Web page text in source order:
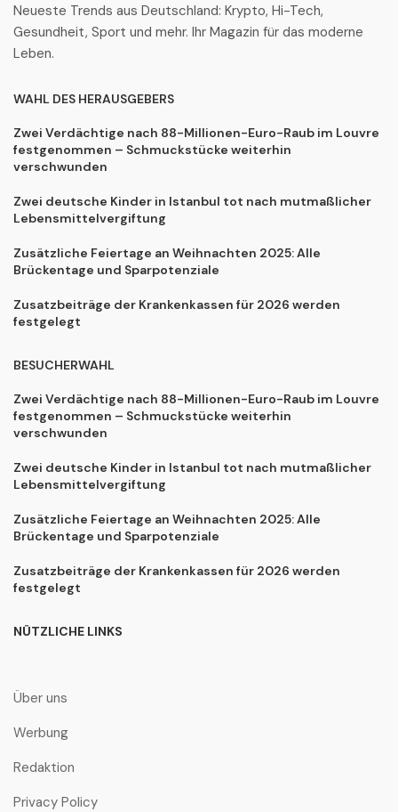
Neueste Trends aus Deutschland: Krypto, Hi-Tech,
Gesundheit, Sport und mehr. Ihr Magazin für das moderne
Leben.
WAHL DES HERAUSGEBERS
Zwei Verdächtige nach 88-Millionen-Euro-Raub im Louvre
festgenommen – Schmuckstücke weiterhin
verschwunden
Zwei deutsche Kinder in Istanbul tot nach mutmaßlicher
Lebensmittelvergiftung
Zusätzliche Feiertage an Weihnachten 2025: Alle
Brückentage und Sparpotenziale
Zusatzbeiträge der Krankenkassen für 2026 werden
festgelegt
BESUCHERWAHL
Zwei Verdächtige nach 88-Millionen-Euro-Raub im Louvre
festgenommen – Schmuckstücke weiterhin
verschwunden
Zwei deutsche Kinder in Istanbul tot nach mutmaßlicher
Lebensmittelvergiftung
Zusätzliche Feiertage an Weihnachten 2025: Alle
Brückentage und Sparpotenziale
Zusatzbeiträge der Krankenkassen für 2026 werden
festgelegt
NÜTZLICHE LINKS
Über uns
Werbung
Redaktion
Privacy Policy